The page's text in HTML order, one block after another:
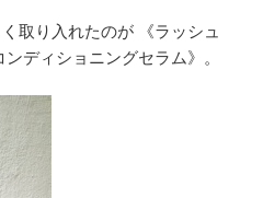
取り入れたのが 《ラッシュ
ディショニングセラム》。